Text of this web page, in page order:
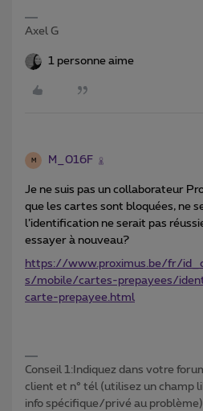
Axel G
1 personne aime
M M_016F
Je ne suis pas un collaborateur
que les cartes sont bloquées, ne
l’identification ne serait pas
essayer à nouveau?
https://www.proximus.be/fr/
s/mobile/cartes-prepayees/
carte-prepayee.html
Conseil 1:Indiquez dans votre
client et n° tél (utilisez un champ
info spécifique/privé au